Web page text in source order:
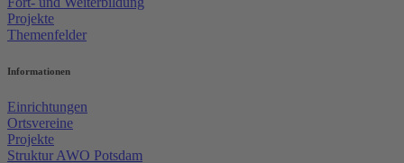
Projekte
Themenfelder
Informationen
Einrichtungen
Ortsvereine
Projekte
Struktur AWO Potsdam